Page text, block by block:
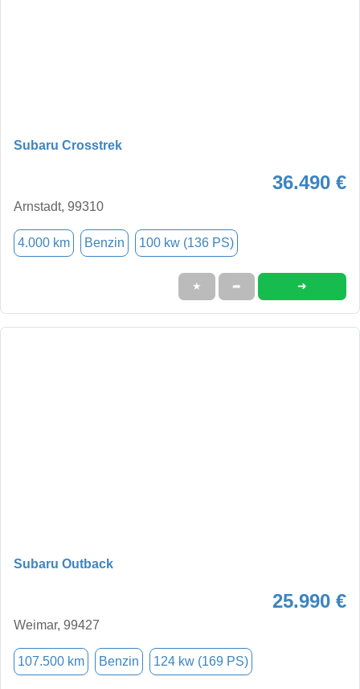
Subaru Crosstrek
36.490 €
Arnstadt, 99310
4.000 km Benzin 100 kw (136 PS)
★ ➦ ➜
Subaru Outback
25.990 €
Weimar, 99427
107.500 km Benzin 124 kw (169 PS)